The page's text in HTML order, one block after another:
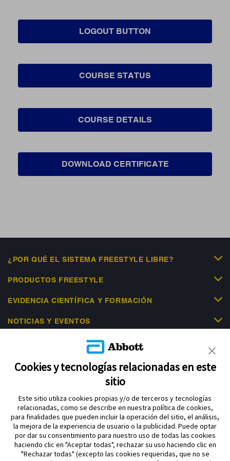
LOGOUT BUTTON
COURSE STATUS
COURSE DETAILS
DOWNLOAD CERTIFICATE
¿POR QUÉ EL SISTEMA FREESTYLE LIBRE?
PRODUCTOS FREESTYLE
EVIDENCIA CIENTÍFICA Y FORMACIÓN
NOTICIAS Y EVENTOS
AYUDA
Política de privacidad
Aviso legal y términos y condiciones de uso Abbott
Cookies y tecnologías relacionadas en este
sitio
Este sitio utiliza cookies propias y/o de terceros y tecnologías
relacionadas, como se describe en nuestra política de cookies,
para finalidades que pueden incluir la operación del sitio, el análisis,
la mejora de la experiencia de usuario o la publicidad. Puede optar
por dar su consentimiento para nuestro uso de todas las cookies
haciendo clic en "Aceptar todas", rechazar su uso haciendo clic en
"Rechazar todas" (excepto las cookies requeridas, que no se